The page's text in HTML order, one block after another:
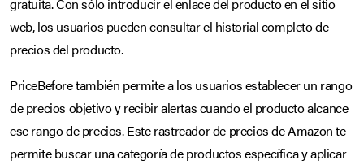
web, los usuarios pueden consultar el historial completo de
precios del producto.
PriceBefore también permite a los usuarios establecer un rango
de precios objetivo y recibir alertas cuando el producto alcance
ese rango de precios. Este rastreador de precios de Amazon te
permite buscar una categoría de productos específica y aplicar